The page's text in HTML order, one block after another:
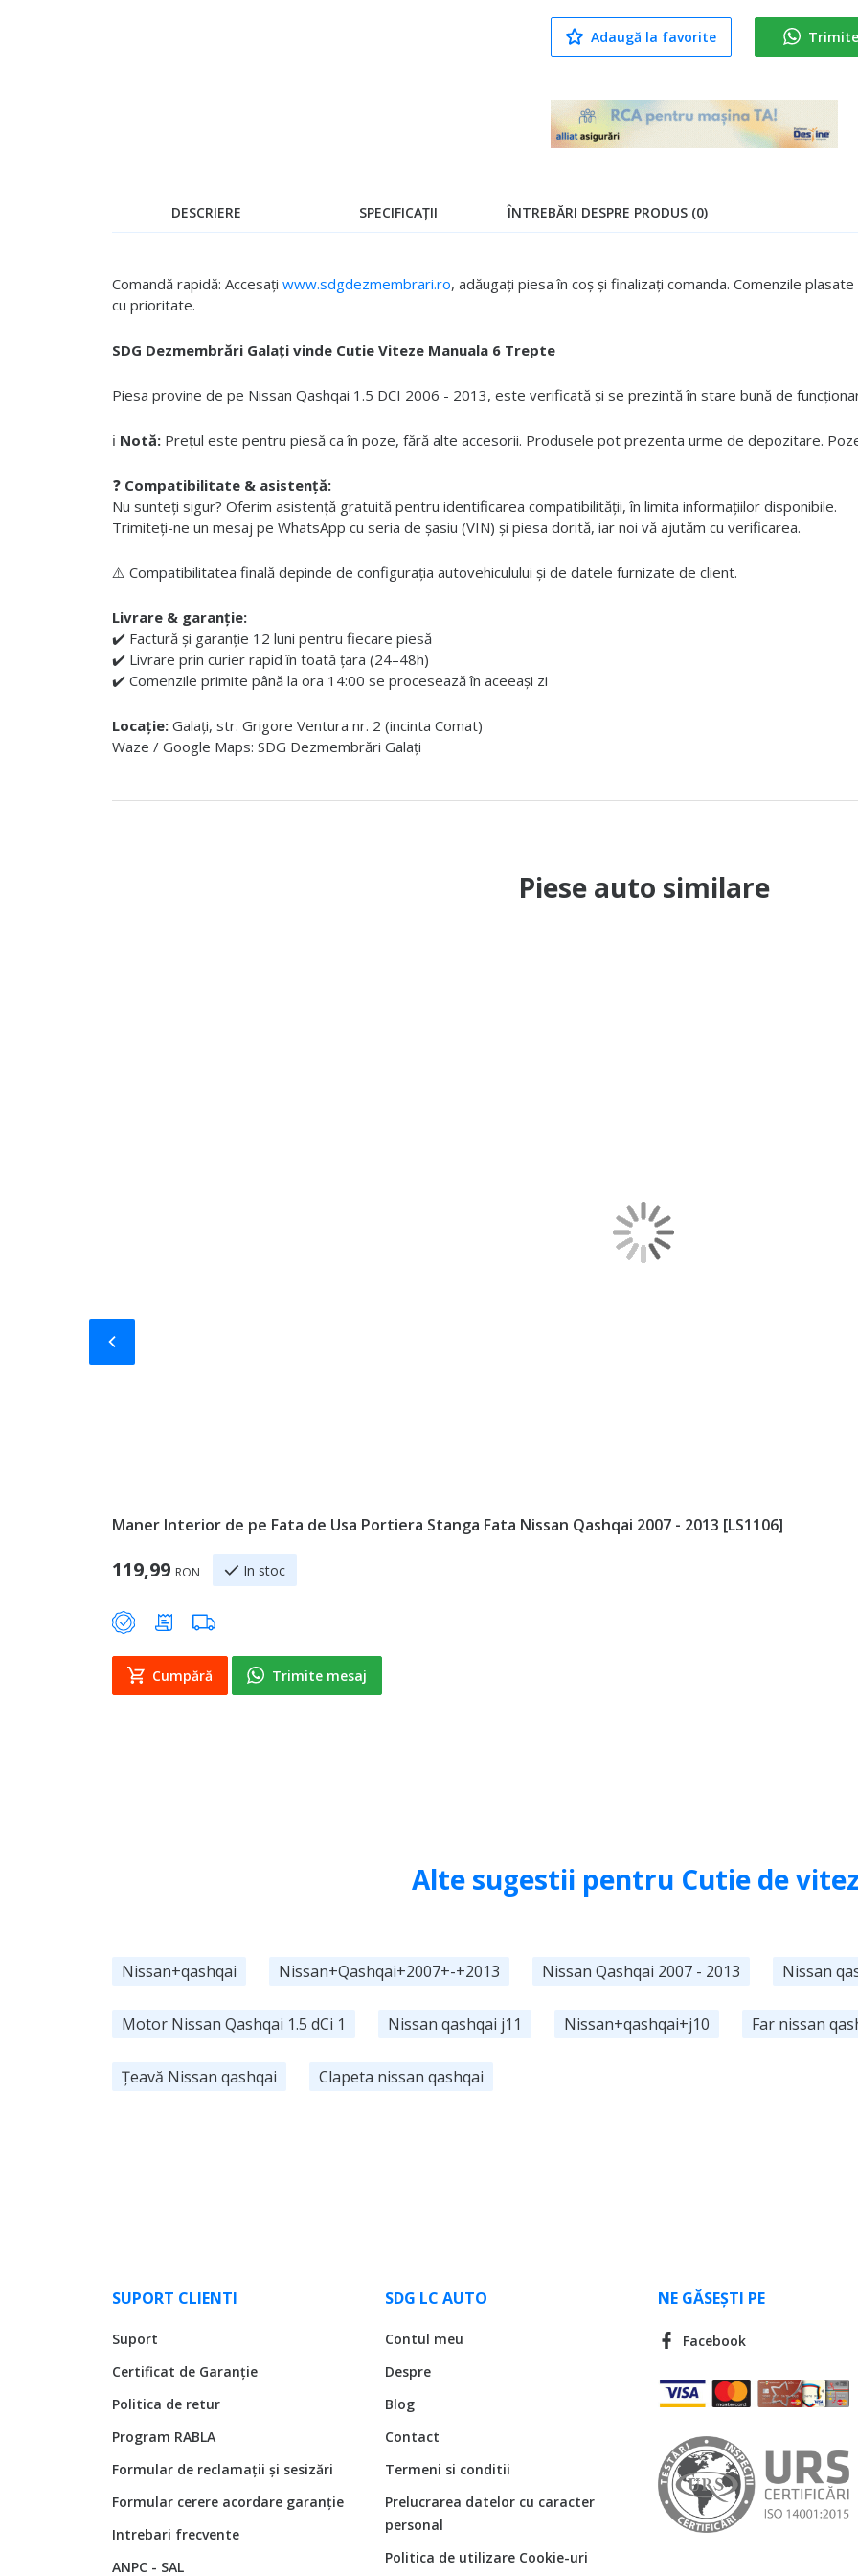
Adaugă la favorite
DESCRIERE
Comandă rapidă: Accesați www.sdgdezmembrari.ro, adăugați piesa în coș și finalizați comanda. Comenzile
cu prioritate.
SDG Dezmembrări Galați vinde Cutie Viteze Manuala 6 Trepte
Piesa provine de pe Nissan Qashqai 1.5 DCI 2006 - 2013, este verificată și se prezintă în stare bună de
ℹ️ Notă: Prețul este pentru piesă ca în poze, fără alte accesorii. Produsele pot prezenta urme de depozitare.
❓ Compatibilitate & asistență:
Nu sunteți sigur? Oferim asistență gratuită pentru identificarea compatibilității, în limita informațiilor disponibile.
Trimiteți-ne un mesaj pe WhatsApp cu seria de șasiu (VIN) și piesa dorită, iar noi vă ajutăm cu verificarea.
⚠️ Compatibilitatea finală depinde de configurația autovehiculului și de datele furnizate de client.
Livrare & garanție:
✔️ Factură și garanție 12 luni pentru fiecare piesă
✔️ Livrare prin curier rapid în toată țara (24–48h)
✔️ Comenzile primite până la ora 14:00 se procesează în aceeași zi
Locație: Galați, str. Grigore Ventura nr. 2 (incinta Comat)
Waze / Google Maps: SDG Dezmembrări Galați
SPECIFICAȚII ÎNTREBĂRI DESPRE PRODUS (0)
Piese auto similare
Maner Interior de pe Fata de Usa Portiera Stanga Fata Nissan Qashqai 2007 - 2013 [LS1106]
119,99 RON In stoc
Cumpără Trimite mesaj
Slide-ul anterior
Alte sugestii pentru Cutie de
Nissan+qashqai Nissan+Qashqai+2007+-+2013 Nissan Qashqai 2007 - 2013 Nissan
Motor Nissan Qashqai 1.5 dCi 1 Nissan qashqai j11 Nissan+qashqai+j10 Far nissan
Țeavă Nissan qashqai Clapeta nissan qashqai
SUPORT CLIENTI
Suport
Certificat de Garanție
Politica de retur
Program RABLA
Formular de reclamații și sesizări
Formular cerere acordare garanție
Intrebari frecvente
ANPC - SAL
SDG LC AUTO
Contul meu
Despre
Blog
Contact
Termeni si conditii
Prelucrarea datelor cu caracter
personal
Politica de utilizare Cookie-uri
NE GĂSEȘTI PE
Facebook